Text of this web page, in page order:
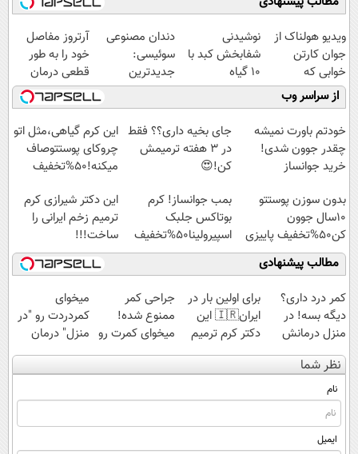
ویدیو هولناک از
جوان کارتن
خوابی که
میلیاردر شد.
آموزش رایگان
نوشیدنی
شفابخش کبد با
10 گیاه
موثر(تخفیف تا
امشب)
دندان مصنوعی
سوئیسی:
جدیدترین
فناوری اروپا،
سبک و مقاوم |
پرداخت قسطی
آرتروز مفاصل
خود را به طور
قطعی درمان
کنید!
◗پرسش‌نامه◖
از سراسر وب
خودتم باورت نمیشه
چقدر جوون شدی!
خرید جوانساز
ویژه
جای بخیه داری؟؟ فقط
در 3 هفته ترمیمش
کن!😍
این کرم گیاهی،مثل اتو
چروکای پوستتوصاف
میکنه!50%تخفیف
بدون سوزن پوستتو
10سال جوون
کن50%تخفیف پاییزی
بمب جوانساز! کرم
بوتاکس جلبک
اسپیرولینا50%تخفیف
این دکتر شیرازی کرم
ترمیم زخم ایرانی را
ساخت!!!
مطالب پیشنهادی
کمر درد داری؟
دیگه بسه! در
منزل درمانش
کن
(◀پرسش‌نامه)
برای اولین بار در
ایران🇮🇷 این
دکتر کرم ترمیم
کننده 23 روزه
جراحی کمر
ممنوع شده!
میخوای کمرت رو
در منزل درمان
میخوای
کمردردت رو "در
منزل" درمان
کنی؟ (◂فیلم +
نظر شما
نام
ایمیل